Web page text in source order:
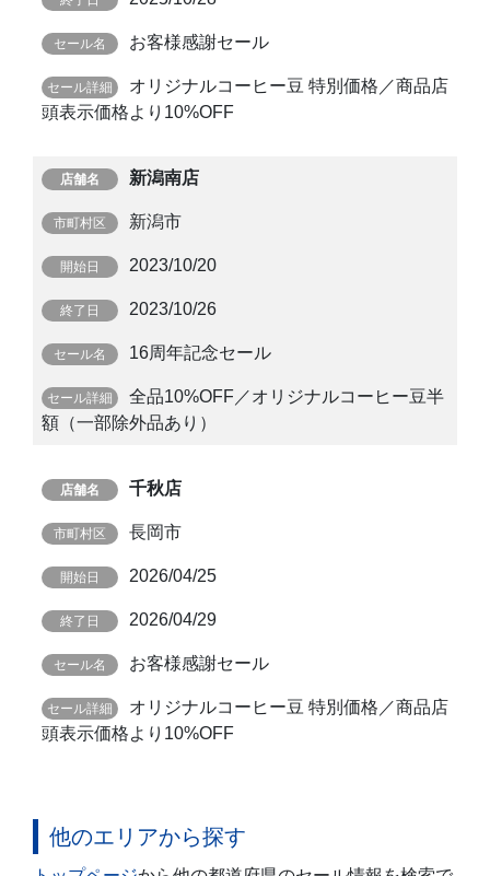
お客様感謝セール
オリジナルコーヒー豆 特別価格／商品店
頭表示価格より10%OFF
新潟南店
新潟市
2023/10/20
2023/10/26
16周年記念セール
全品10%OFF／オリジナルコーヒー豆半
額（一部除外品あり）
千秋店
長岡市
2026/04/25
2026/04/29
お客様感謝セール
オリジナルコーヒー豆 特別価格／商品店
頭表示価格より10%OFF
他のエリアから探す